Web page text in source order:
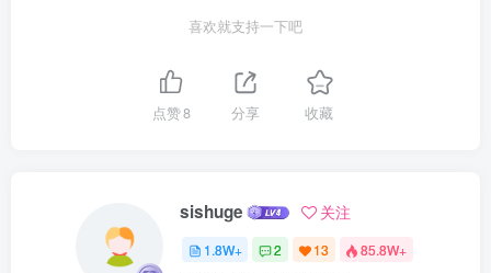
喜欢就支持一下吧
点赞8 分享 收藏
sishuge 关注
1.8W+ 2 13 85.8W+